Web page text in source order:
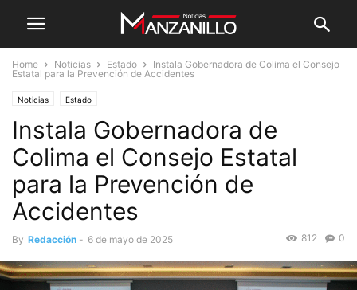
Home Noticias Estado
Instala Gobernadora de Colima el Consejo
Estatal para la Prevención de Accidentes
Noticias Estado
Instala Gobernadora de
Colima el Consejo Estatal
para la Prevención de
Accidentes
By Redacción - 6 de mayo de 2025 0
812